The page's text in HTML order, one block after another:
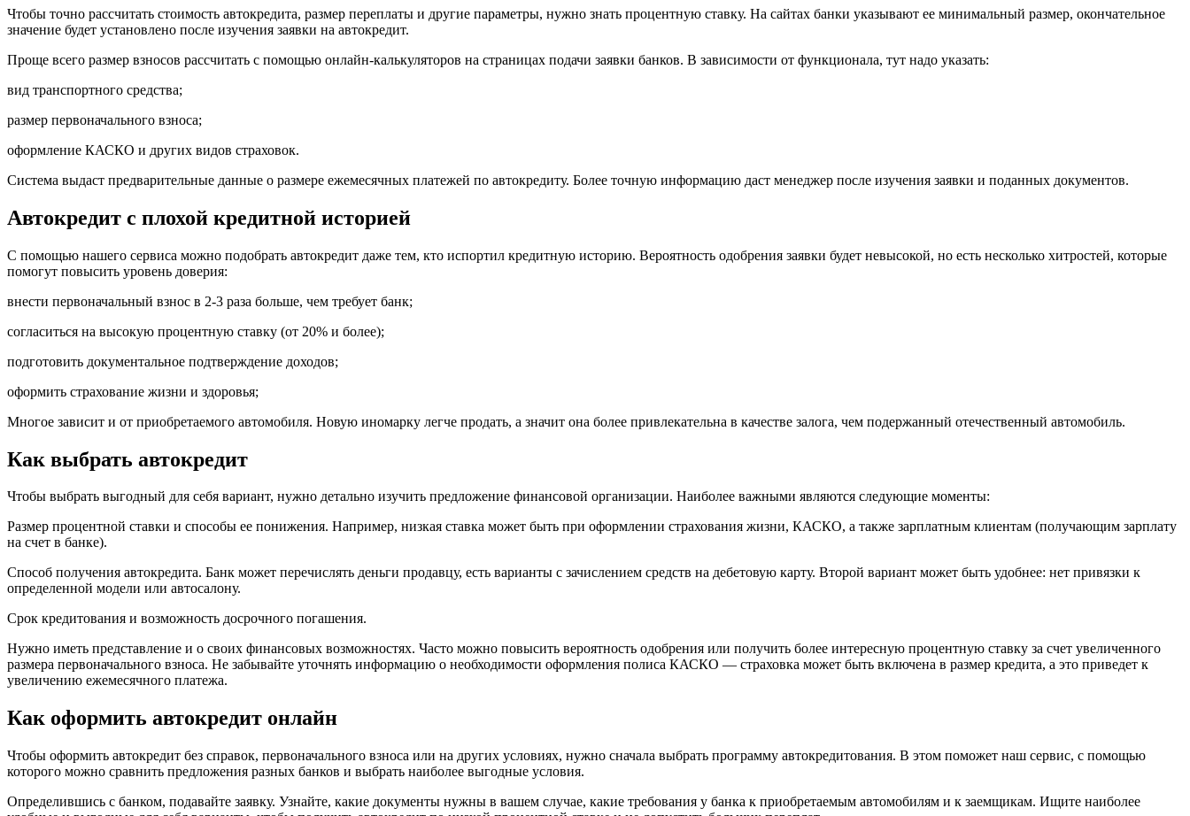
Чтобы точно рассчитать стоимость автокредита, размер переплаты и другие параметры, нужно знать процентную ставку. На сайтах банки указывают ее минимальный размер, окончательное
значение будет установлено после изучения заявки на автокредит.
Проще всего размер взносов рассчитать с помощью онлайн-калькуляторов на страницах подачи заявки банков. В зависимости от функционала, тут надо указать:
вид транспортного средства;
размер первоначального взноса;
оформление КАСКО и других видов страховок.
Система выдаст предварительные данные о размере ежемесячных платежей по автокредиту. Более точную информацию даст менеджер после изучения заявки и поданных документов.
Автокредит с плохой кредитной историей
С помощью нашего сервиса можно подобрать автокредит даже тем, кто испортил кредитную историю. Вероятность одобрения заявки будет невысокой, но есть несколько хитростей, которые
помогут повысить уровень доверия:
внести первоначальный взнос в 2-3 раза больше, чем требует банк;
согласиться на высокую процентную ставку (от 20% и более);
подготовить документальное подтверждение доходов;
оформить страхование жизни и здоровья;
Многое зависит и от приобретаемого автомобиля. Новую иномарку легче продать, а значит она более привлекательна в качестве залога, чем подержанный отечественный автомобиль.
Как выбрать автокредит
Чтобы выбрать выгодный для себя вариант, нужно детально изучить предложение финансовой организации. Наиболее важными являются следующие моменты:
Размер процентной ставки и способы ее понижения. Например, низкая ставка может быть при оформлении страхования жизни, КАСКО, а также зарплатным клиентам (получающим зарплату
на счет в банке).
Способ получения автокредита. Банк может перечислять деньги продавцу, есть варианты с зачислением средств на дебетовую карту. Второй вариант может быть удобнее: нет привязки к
определенной модели или автосалону.
Срок кредитования и возможность досрочного погашения.
Нужно иметь представление и о своих финансовых возможностях. Часто можно повысить вероятность одобрения или получить более интересную процентную ставку за счет увеличенного
размера первоначального взноса. Не забывайте уточнять информацию о необходимости оформления полиса КАСКО — страховка может быть включена в размер кредита, а это приведет к
увеличению ежемесячного платежа.
Как оформить автокредит онлайн
Чтобы оформить автокредит без справок, первоначального взноса или на других условиях, нужно сначала выбрать программу автокредитования. В этом поможет наш сервис, с помощью
которого можно сравнить предложения разных банков и выбрать наиболее выгодные условия.
Определившись с банком, подавайте заявку. Узнайте, какие документы нужны в вашем случае, какие требования у банка к приобретаемым автомобилям и к заемщикам. Ищите наиболее